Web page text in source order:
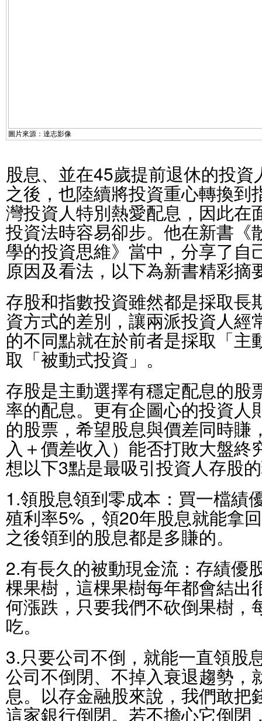
圖片來源：達志影像
股息、並在45歲提前退休的投
之後，也陸續將投資重心轉換到
灣投資人特別熱愛配息，因此在
投資法時容易卻步。他在新書《
學的投資思維》當中，分享了自
原因及看法，以下為新書精彩摘
存股和指數投資雖然都是採取長
資方式的差別，讓兩派投資人經
的不同點就在於前者是採取「主
取「被動式投資」。
存股是主動選擇有穩定配息的股
率的配息。更有企圖心的投資人
的股票，希望股息與價差同時賺
入＋價差收入）能否打敗大盤終
想以下3點是最吸引投資人存股
1.領股息領到零成本：買一檔績
殖利率5%，領20年股息就能拿
之後領到的股息都是多賺的。
2.有長久的被動現金流：存績優
棵果樹，這棵果樹每年都會結出
何漲跌，只要我們不砍倒果樹，
吃。
3.只要公司不倒，就能一直領股
公司不倒閉、不掉入衰退趨勢，
息。以存金融股來說，我們敢把
這家銀行倒閉。若不擔心它倒閉